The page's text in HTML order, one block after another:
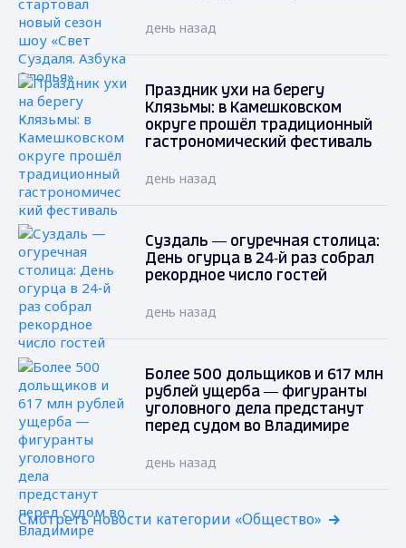
день назад
Праздник ухи на берегу
Клязьмы: в Камешковском
округе прошёл традиционный
гастрономический фестиваль
день назад
Суздаль — огуречная столица:
День огурца в 24‑й раз собрал
рекордное число гостей
день назад
Более 500 дольщиков и 617 млн
рублей ущерба — фигуранты
уголовного дела предстанут
перед судом во Владимире
день назад
Смотреть новости категории «Общество»